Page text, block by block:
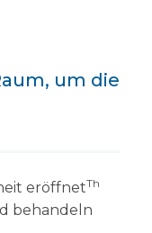
um die
eröffnetTh
behandeln